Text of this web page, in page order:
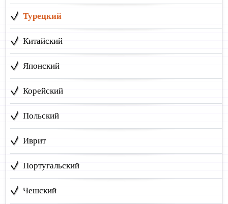
Турецкий
Китайский
Японский
Корейский
Польский
Иврит
Португальский
Чешский